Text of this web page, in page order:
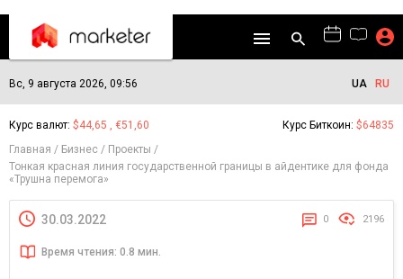
Вс, 9 августа 2026, 09:56 UA RU
Курс валют: $44,65 , €51,60 Курс Биткоин: $64835
Главная
Бизнес
Проекты
Тонкая красная линия государственной границы в айдентике для фонда
«Трушна перемога»
30.03.2022 0 2196
Время чтения: 0.8 мин.